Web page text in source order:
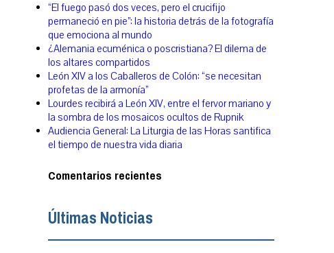
“El fuego pasó dos veces, pero el crucifijo
permaneció en pie”: la historia detrás de la fotografía
que emociona al mundo
¿Alemania ecuménica o poscristiana? El dilema de
los altares compartidos
León XIV a los Caballeros de Colón: “se necesitan
profetas de la armonía”
Lourdes recibirá a León XIV, entre el fervor mariano y
la sombra de los mosaicos ocultos de Rupnik
Audiencia General: La Liturgia de las Horas santifica
el tiempo de nuestra vida diaria
Comentarios recientes
Últimas Noticias